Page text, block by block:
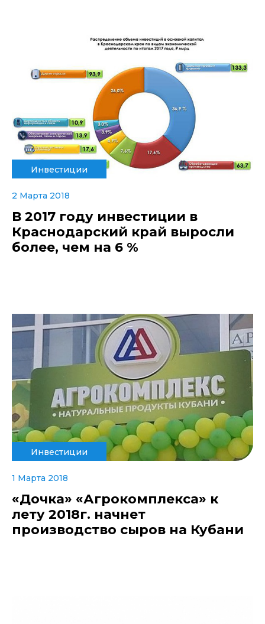
Инвестиции
2 Марта 2018
В 2017 году инвестиции в
Краснодарский край выросли
более, чем на 6 %
Инвестиции
1 Марта 2018
«Дочка» «Агрокомплекса» к
лету 2018г. начнет
производство сыров на Кубани